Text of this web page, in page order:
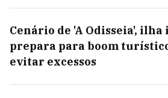
Cenário de 'A Odisseia',
prepara para boom
evitar excessos